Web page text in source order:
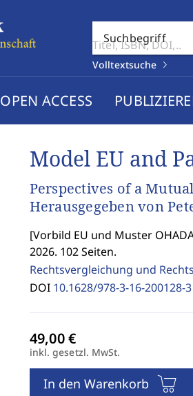
Suchbegriff
Volltextsuche
OPEN ACCESS
Model EU and
Perspectives of a
Herausgegeben von
[Vorbild EU und Muster
2026. 102 Seiten.
Rechtsvergleichung und
DOI 10.1628/978-3-16-200128-3
inkl. gesetzl. MwSt.
In den Warenkorb